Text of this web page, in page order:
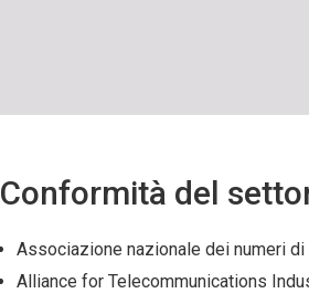
Conformità del
Associazione nazionale dei numeri di
Alliance for Telecommunications